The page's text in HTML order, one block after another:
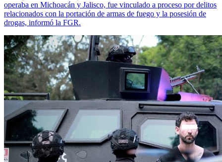
operaba en Michoacán y Jalisco, fue vinculado a proceso por delitos
relacionados con la portación de armas de fuego y la posesión de
drogas, informó la FGR.